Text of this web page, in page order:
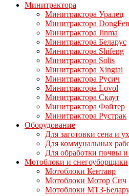
Минитрактора
Минитрактора Уралец
Минитрактора
Минитрактора Jinma
Минитрактора Беларус
Минитрактора Shifeng
Минитрактора Solis
Минитрактора Xingtai
Минитрактора Русич
Минитрактора Lovol
Минитрактора Скаут
Минитрактора Файтер
Минитрактора Рустрак
Оборудование
Для заготовки сена и
Для коммунальных
Для обработки почвы
Мотоблоки и снегоуборщики
Мотоблоки Кентавр
Мотоблоки Мотор Сич
Мотоблоки МТЗ-